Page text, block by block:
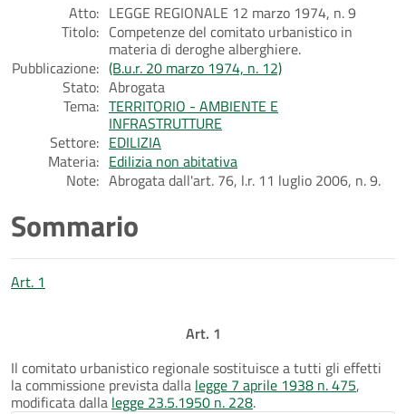
Atto: LEGGE REGIONALE 12 marzo 1974, n. 9
Titolo: Competenze del comitato urbanistico in
materia di deroghe alberghiere.
Pubblicazione: (B.u.r. 20 marzo 1974, n. 12)
Stato: Abrogata
Tema: TERRITORIO - AMBIENTE E
INFRASTRUTTURE
Settore: EDILIZIA
Materia: Edilizia non abitativa
Note: Abrogata dall'art. 76, l.r. 11 luglio 2006, n. 9.
Sommario
Art. 1
Art. 1
Il comitato urbanistico regionale sostituisce a tutti gli effetti
la commissione prevista dalla legge 7 aprile 1938 n. 475,
modificata dalla legge 23.5.1950 n. 228.